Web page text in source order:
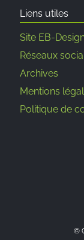
Liens utiles
Site EB-
Réseaux
Archives
Mentions
Politique de
©